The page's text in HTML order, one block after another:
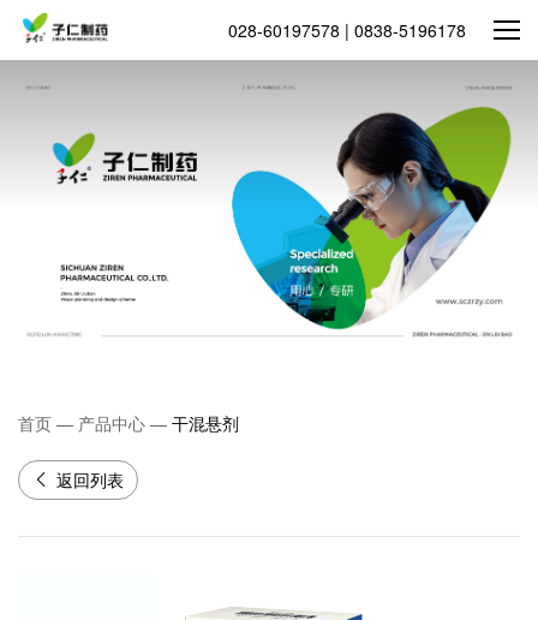
028-60197578 | 0838-5196178
首页 — 产品中心 — 干混悬剂
返回列表